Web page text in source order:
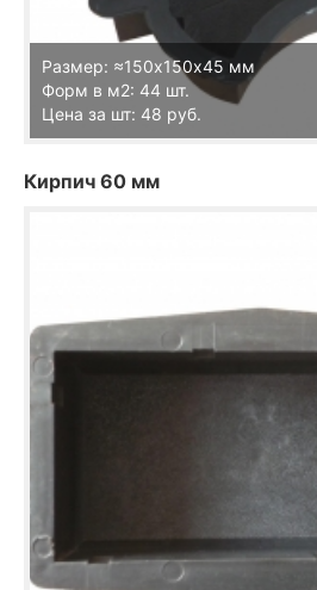
Размер: ≈150х150х45 мм
Форм в м2: 44 шт.
Цена за шт: 48 руб.
Кирпич 60 мм